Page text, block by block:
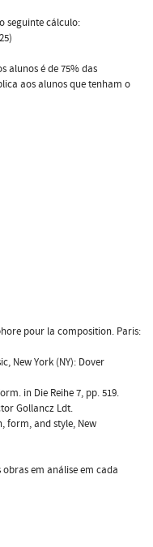
seguinte cálculo:
alunos é de 75% das
aos alunos que tenham o
pour la composition. Paris:
New York (NY): Dover
in Die Reihe 7, pp. 519.
Gollancz Ldt.
form, and style, New
em análise em cada